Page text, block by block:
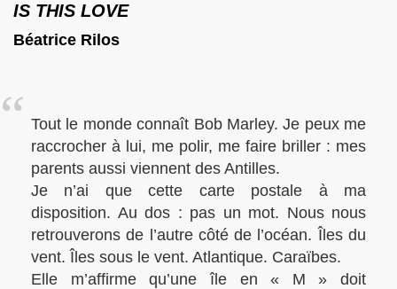
IS THIS LOVE
Béatrice Rilos
Tout le monde connaît Bob Marley. Je peux me
raccrocher à lui, me polir, me faire briller : mes
parents aussi viennent des Antilles.
Je n’ai que cette carte postale à ma
disposition. Au dos : pas un mot. Nous nous
retrouverons de l’autre côté de l’océan. Îles du
vent. Îles sous le vent. Atlantique. Caraïbes.
Elle m’affirme qu’une île en « M » doit